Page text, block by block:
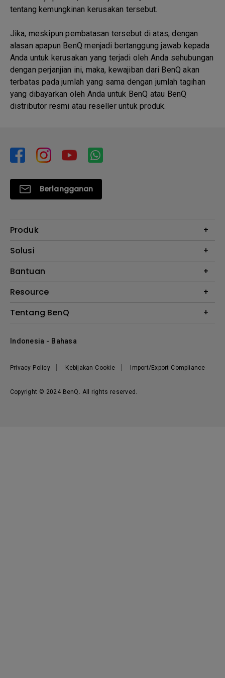
tentang kemungkinan kerusakan tersebut.
Jika, meskipun pembatasan tersebut di atas, dengan
alasan apapun BenQ menjadi bertanggung jawab kepada
Anda untuk kerusakan yang terjadi oleh Anda sehubungan
dengan perjanjian ini, maka, kewajiban dari BenQ akan
terbatas pada jumlah yang sama dengan jumlah tagihan
yang dibayarkan oleh Anda untuk BenQ atau BenQ
distributor resmi atau reseller untuk produk.
Berlangganan
Produk
Proyektor
Monitor Arm
Monitor Light Bar
Solusi
E-Sports
AQCOLOR
Monitor Eye-Care
Bantuan
Garansi
Layanan Perbaikan
Resource
Where to Buy
Knowledge Center
Tentang BenQ
Berita
Copyright © 2024 BenQ. All rights reserved.
Privacy Policy Kebijakan Cookie Import/Export Compliance
Indonesia - Bahasa